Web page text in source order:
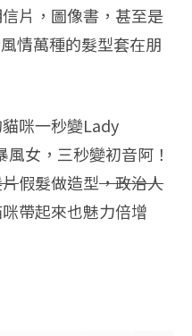
片，圖像書，甚至是
情萬種的髮型套在朋
咪一秒變Lady
女，三秒變初音阿！
假髮做造型，政治人
帶起來也魅力倍增